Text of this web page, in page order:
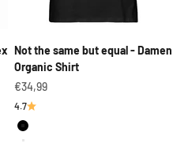
Not the same but equal - Damen
Organic Shirt
Angebot
€34,99
4.7
Schwarz